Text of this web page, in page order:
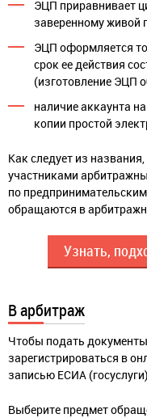
ЭЦП приравнивает
заверенному живой
ЭЦП оформляется
срок ее действия
(изготовление ЭЦП
наличие аккаунта
копии простой
Как следует из
участниками
по
обращаются в
Узнать,
В арбитраж
Чтобы подать
зарегистрироваться в
записью ЕСИА
Выберите предмет